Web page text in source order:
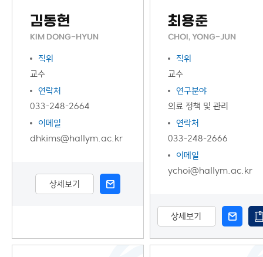
김동현
KIM DONG-HYUN
직위
교수
연락처
033-248-2664
이메일
dhkims@hallym.ac.kr
상세보기
최용준
CHOI, YONG-JUN
직위
교수
연구분야
의료 정책 및 관리
연락처
033-248-2666
이메일
ychoi@hallym.ac.kr
상세보기